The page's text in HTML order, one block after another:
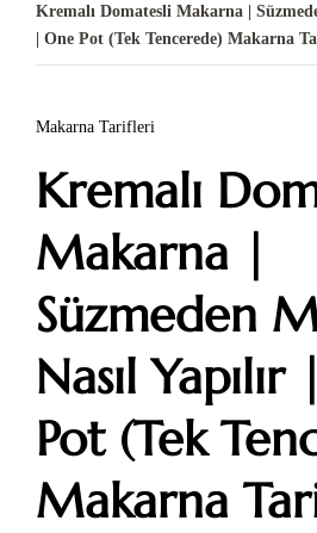
Kremalı Domatesli Makarna |
| One Pot (Tek Tencerede) Makarna
Makarna Tarifleri
Kremalı
Makarna |
Süzmeden
Nasıl
Pot (Tek
Makarna